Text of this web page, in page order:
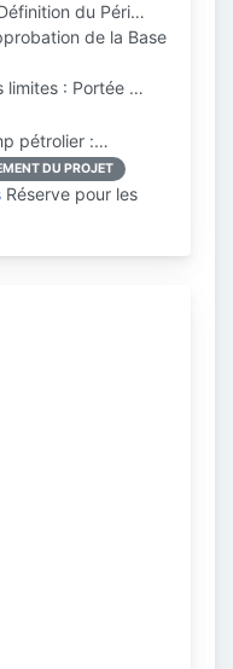
du Péri…
de la Base
limites : Portée …
pétrolier :…
DU PROJET
Réserve pour les